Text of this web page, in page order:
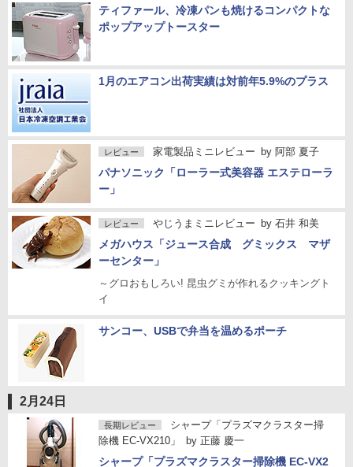
ティファール、冷凍パンも焼けるコンパクトな
ポップアップトースター
1月のエアコン出荷実績は対前年5.9%のプラス
レビュー 家電製品ミニレビュー by 阿部 夏子
パナソニック「ローラー式美容器 エステローラ
ー」
レビュー やじうまミニレビュー by 石井 和美
メガハウス「ジュース合成 グミックス マザ
ーセンター」
～グロおもしろい! 昆虫グミが作れるクッキングト
イ
サンコー、USBで弁当を温めるポーチ
2月24日
長期レビュー
シャープ「プラズマクラスター掃
除機 EC-VX210」
by 正藤 慶一
シャープ「プラズマクラスター掃除機 EC-VX2